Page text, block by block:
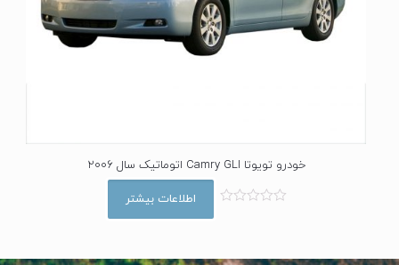
خودرو تویوتا Camry GLI اتوماتیک سال 2006
اطلاعات بیشتر